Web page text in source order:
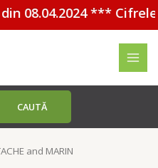
*** Cifrele
CAUTĂ
and MARIN